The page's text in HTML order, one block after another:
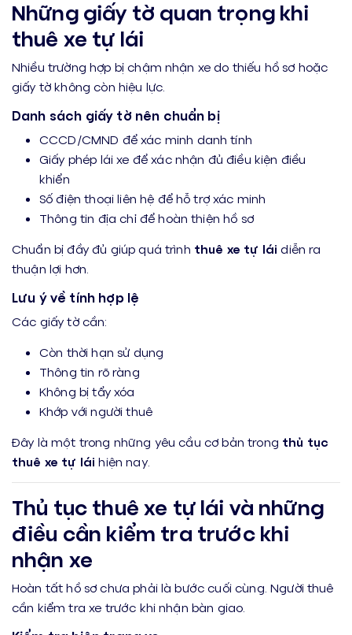
Những giấy tờ quan trọng khi
thuê xe tự lái
Nhiều trường hợp bị chậm nhận xe do thiếu hồ sơ hoặc
giấy tờ không còn hiệu lực.
Danh sách giấy tờ nên chuẩn bị
CCCD/CMND để xác minh danh tính
Giấy phép lái xe để xác nhận đủ điều kiện điều
khiển
Số điện thoại liên hệ để hỗ trợ xác minh
Thông tin địa chỉ để hoàn thiện hồ sơ
Chuẩn bị đầy đủ giúp quá trình thuê xe tự lái diễn ra
thuận lợi hơn.
Lưu ý về tính hợp lệ
Các giấy tờ cần:
Còn thời hạn sử dụng
Thông tin rõ ràng
Không bị tẩy xóa
Khớp với người thuê
Đây là một trong những yêu cầu cơ bản trong thủ tục
thuê xe tự lái hiện nay.
Thủ tục thuê xe tự lái và những
điều cần kiểm tra trước khi
nhận xe
Hoàn tất hồ sơ chưa phải là bước cuối cùng. Người thuê
cần kiểm tra xe trước khi nhận bàn giao.